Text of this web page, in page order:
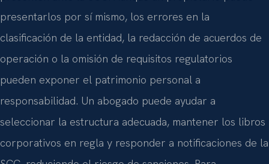
presentarlos por sí mismo, los errores en la
clasificación de la entidad, la redacción de acuerdos de
operación o la omisión de requisitos regulatorios
pueden exponer el patrimonio personal a
responsabilidad. Un abogado puede ayudar a
seleccionar la estructura adecuada, mantener los libros
corporativos en regla y responder a notificaciones de la